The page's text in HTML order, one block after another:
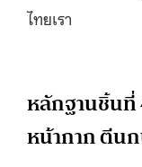
ไทยเรา
หลักฐานชิ้นที่
หน้ากาก ตีน